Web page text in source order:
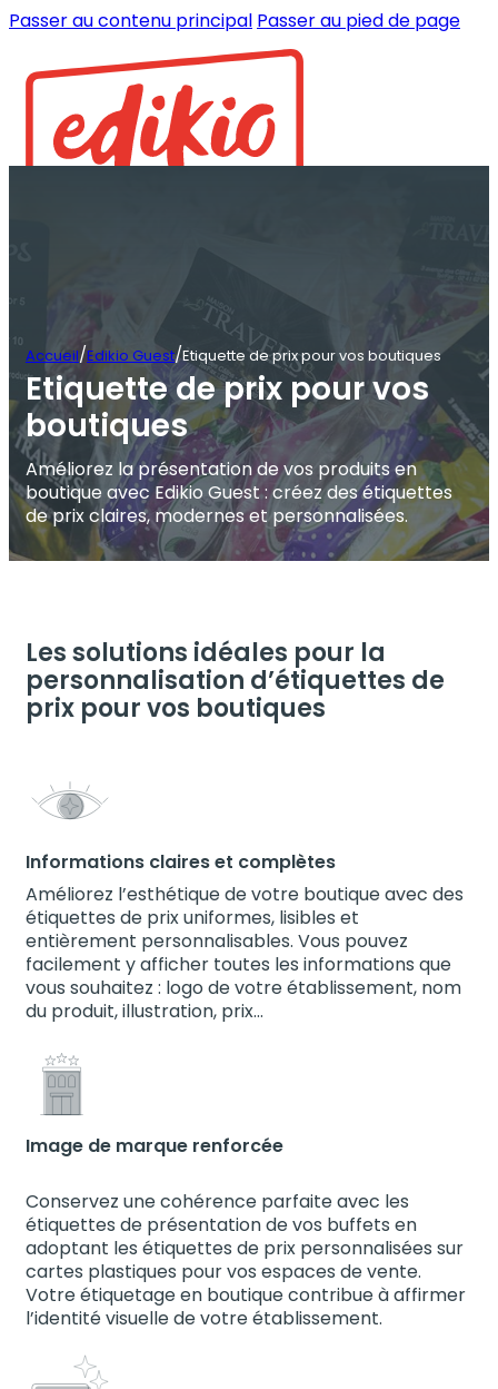
Passer au contenu principal Passer au pied de page
Accueil/Edikio Guest/Etiquette de prix pour vos boutiques
Etiquette de prix pour vos
boutiques
Améliorez la présentation de vos produits en
boutique avec Edikio Guest : créez des étiquettes
de prix claires, modernes et personnalisées.
Les solutions idéales pour la
personnalisation d’étiquettes de
prix pour vos boutiques
Informations claires et complètes
Améliorez l’esthétique de votre boutique avec des
étiquettes de prix uniformes, lisibles et
entièrement personnalisables. Vous pouvez
facilement y afficher toutes les informations que
vous souhaitez : logo de votre établissement, nom
du produit, illustration, prix…
Image de marque renforcée
Conservez une cohérence parfaite avec les
étiquettes de présentation de vos buffets en
adoptant les étiquettes de prix personnalisées sur
cartes plastiques pour vos espaces de vente.
Votre étiquetage en boutique contribue à affirmer
l’identité visuelle de votre établissement.